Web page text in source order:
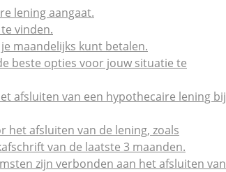
lening aangaat.
vinden.
maandelijks kunt betalen.
beste opties voor jouw situatie te
afsluiten van een hypothecaire lening bij
het afsluiten van de lening, zoals
van de laatste 3 maanden.
zijn verbonden aan het afsluiten van